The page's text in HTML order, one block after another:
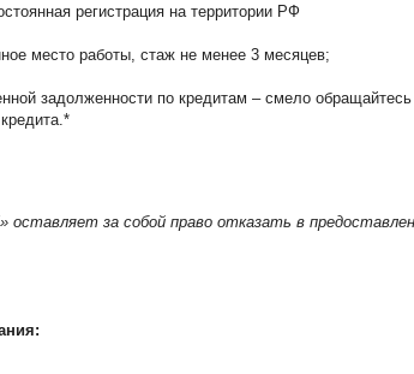
регистрация на территории РФ
место работы, стаж не менее 3 месяцев;
задолженности по кредитам – смело обращайтесь
за собой право отказать в